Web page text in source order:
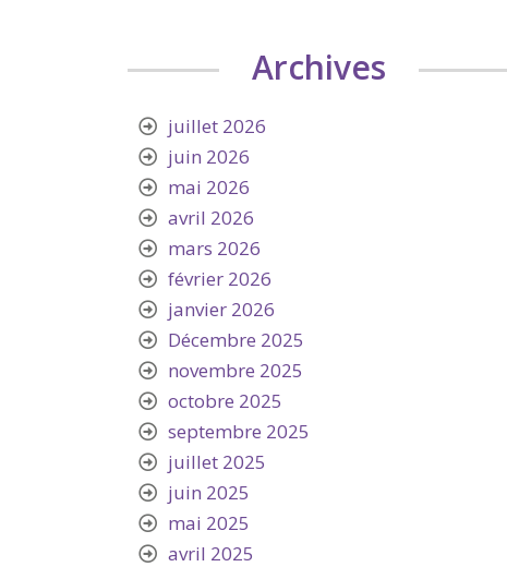
Archives
juillet 2026
juin 2026
mai 2026
avril 2026
mars 2026
février 2026
janvier 2026
Décembre 2025
novembre 2025
octobre 2025
septembre 2025
juillet 2025
juin 2025
mai 2025
avril 2025